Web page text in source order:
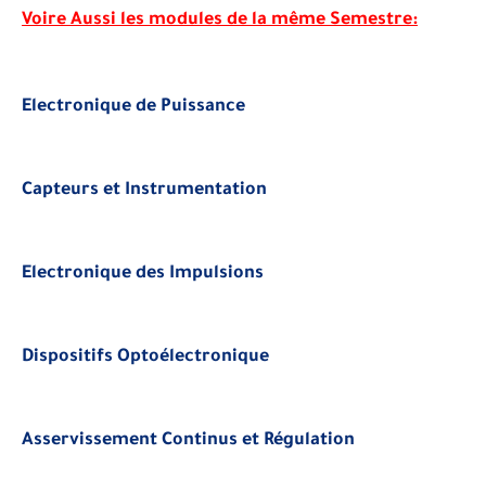
Voire Aussi les modules de la même Semestre:
Electronique de Puissance
Capteurs et Instrumentation
Electronique des Impulsions
Dispositifs Optoélectronique
Asservissement Continus et Régulation